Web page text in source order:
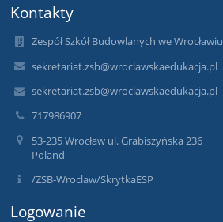
Kontakty
Zespół Szkół Budowlanych we Wrocławiu
sekretariat.zsb@wroclawskaedukacja.pl
sekretariat.zsb@wroclawskaedukacja.pl
717986907
53-235 Wrocław ul. Grabiszyńska 236
Poland
/ZSB-Wroclaw/SkrytkaESP
Logowanie